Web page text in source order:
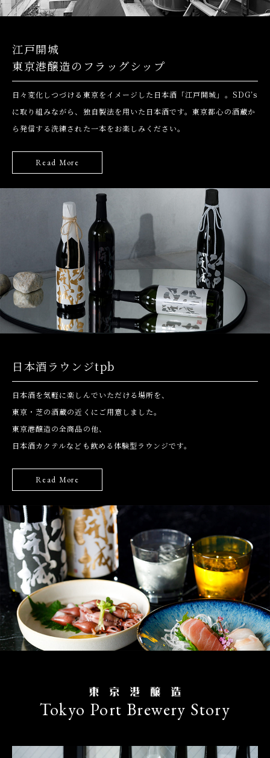
江戸開城
東京港醸造のフラッグシップ
日々変化しつづける東京をイメージした日本酒「江戸開城」。 SDG’s
に取り組みながら、独自製法を用いた日本酒です。東京都心の酒蔵か
ら発信する洗練された一本をお楽しみください。
Read More
日本酒ラウンジtpb
日本酒を気軽に楽しんでいただける場所を、
東京・芝の酒蔵の近くにご用意しました。
東京港醸造の全商品の他、
日本酒カクテルなども飲める体験型ラウンジです。
Read More
Tokyo Port Brewery Story